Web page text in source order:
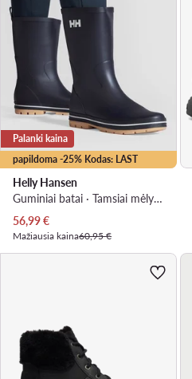
papildoma -25% Kodas: LAST
Palanki kaina
Helly Hansen
Guminiai batai · Tamsiai mėlyna
Dabartinė kaina
56,99€
Mažiausia kaina60,95 €